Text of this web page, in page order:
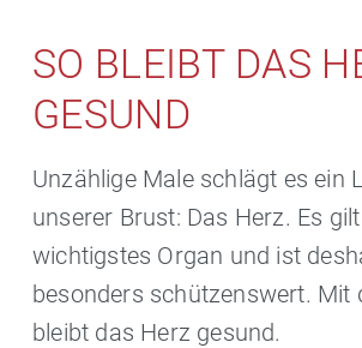
SO BLEIBT DAS
GESUND
Unzählige Male schlägt es ein
unserer Brust: Das Herz. Es
wichtigstes Organ und ist
besonders schützenswert. Mit
bleibt das Herz gesund.